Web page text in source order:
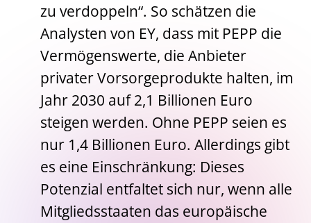
zu verdoppeln“. So schätzen die
Analysten von EY, dass mit PEPP die
Vermögenswerte, die Anbieter
privater Vorsorgeprodukte halten, im
Jahr 2030 auf 2,1 Billionen Euro
steigen werden. Ohne PEPP seien es
nur 1,4 Billionen Euro. Allerdings gibt
es eine Einschränkung: Dieses
Potenzial entfaltet sich nur, wenn alle
Mitgliedsstaaten das europäische